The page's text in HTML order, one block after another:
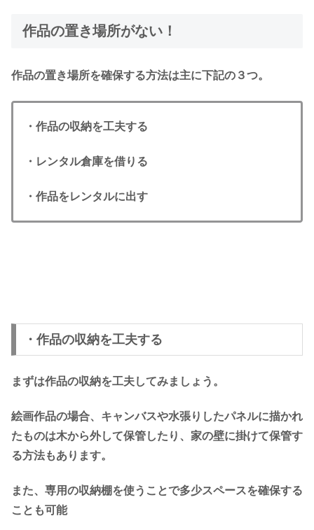
作品の置き場所がない！
作品の置き場所を確保する方法は主に下記の３つ。
・作品の収納を工夫する
・レンタル倉庫を借りる
・作品をレンタルに出す
・作品の収納を工夫する
まずは作品の収納を工夫してみましょう。
絵画作品の場合、キャンバスや水張りしたパネルに描かれ
たものは木から外して保管したり、家の壁に掛けて保管す
る方法もあります。
また、専用の収納棚を使うことで多少スペースを確保する
ことも可能